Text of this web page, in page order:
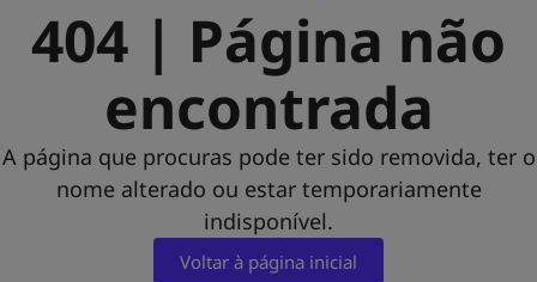
404 | Página não
encontrada
A página que procuras pode ter sido removida, ter o
nome alterado ou estar temporariamente
indisponível.
Voltar à página inicial